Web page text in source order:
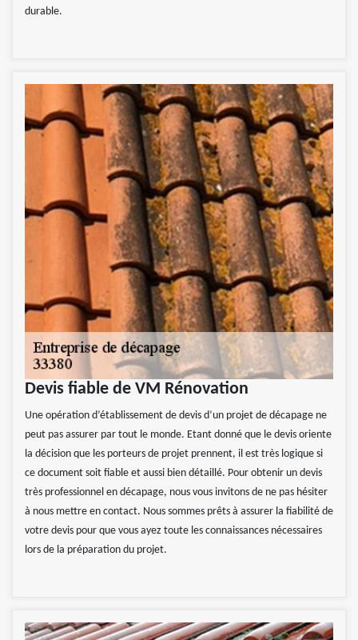
durable.
Devis fiable de VM Rénovation
Une opération d’établissement de devis d’un projet de décapage ne
peut pas assurer par tout le monde. Etant donné que le devis oriente
la décision que les porteurs de projet prennent, il est très logique si
ce document soit fiable et aussi bien détaillé. Pour obtenir un devis
très professionnel en décapage, nous vous invitons de ne pas hésiter
à nous mettre en contact. Nous sommes prêts à assurer la fiabilité de
votre devis pour que vous ayez toute les connaissances nécessaires
lors de la préparation du projet.